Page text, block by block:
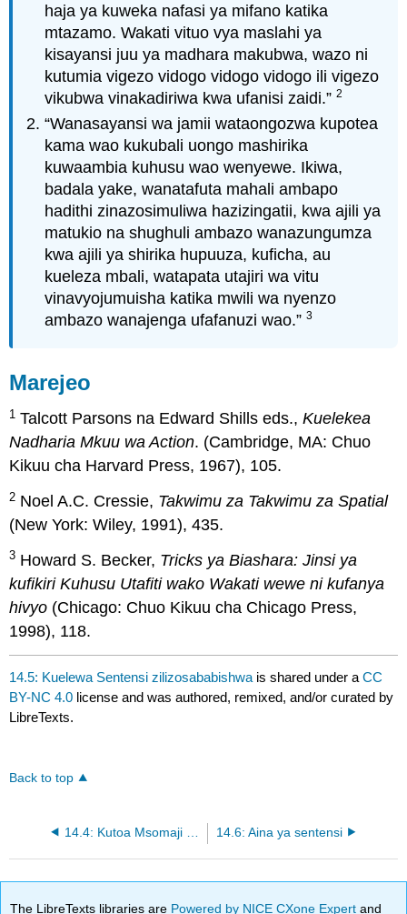
haja ya kuweka nafasi ya mifano katika
mtazamo. Wakati vituo vya maslahi ya
kisayansi juu ya madhara makubwa, wazo ni
kutumia vigezo vidogo vidogo vidogo ili vigezo
vikubwa vinakadiriwa kwa ufanisi zaidi.”2
“Wanasayansi wa jamii wataongozwa kupotea
kama wao kukubali uongo mashirika
kuwaambia kuhusu wao wenyewe. Ikiwa,
badala yake, wanatafuta mahali ambapo
hadithi zinazosimuliwa hazizingatii, kwa ajili ya
matukio na shughuli ambazo wanazungumza
kwa ajili ya shirika hupuuza, kuficha, au
kueleza mbali, watapata utajiri wa vitu
vinavyojumuisha katika mwili wa nyenzo
ambazo wanajenga ufafanuzi wao.”3
Marejeo
1 Talcott Parsons na Edward Shills eds.,Kuelekea
Nadharia Mkuu wa Action. (Cambridge, MA: Chuo
Kikuu cha Harvard Press, 1967), 105.
2 Noel A.C. Cressie, Takwimu za Takwimu za Spatial
(New York: Wiley, 1991), 435.
3 Howard S. Becker, Tricks ya Biashara: Jinsi ya
kufikiri Kuhusu Utafiti wako Wakati wewe ni kufanya
hivyo (Chicago: Chuo Kikuu cha Chicago Press,
1998), 118.
14.5: Kuelewa Sentensi zilizosababishwa is shared under aCC
BY-NC 4.0 license and was authored, remixed, and/or curated by
LibreTexts.
Back to top
14.6: Aina ya sentensi
The LibreTexts libraries are Powered by NICE CXone Expertand